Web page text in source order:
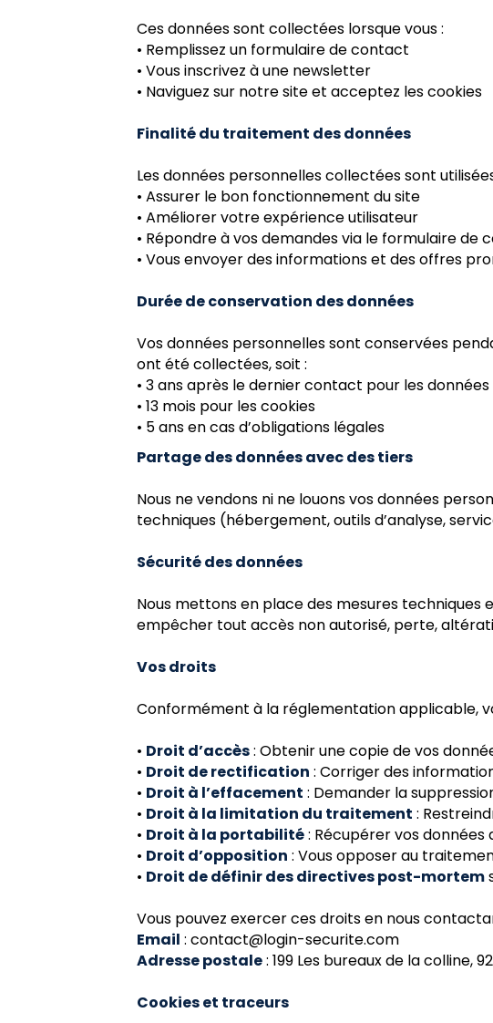
Ces données sont collectées lorsque vous :
• Remplissez un formulaire de contact
• Vous inscrivez à une newsletter
• Naviguez sur notre site et acceptez les cookies
Finalité du traitement des données
Les données personnelles collectées sont
• Assurer le bon fonctionnement du site
• Améliorer votre expérience utilisateur
• Répondre à vos demandes via le formulaire de
• Vous envoyer des informations et des offres
Durée de conservation des données
Vos données personnelles sont conservées
ont été collectées, soit :
• 3 ans après le dernier contact pour les
• 13 mois pour les cookies
• 5 ans en cas d’obligations légales
Partage des données avec des tiers
Nous ne vendons ni ne louons vos données
techniques (hébergement, outils d’analyse,
Sécurité des données
Nous mettons en place des mesures
empêcher tout accès non autorisé, perte,
Vos droits
Conformément à la réglementation applicable,
• Droit d’accès: Obtenir une copie de vos
• Droit de rectification : Corriger des
• Droit à l’effacement : Demander la
• Droit à la limitation du traitement :
• Droit à la portabilité: Récupérer vos
• Droit d’opposition : Vous opposer au
• Droit de définir des directives post-mortem
Vous pouvez exercer ces droits en nous
Email : contact@login-securite.com
Adresse postale: 199 Les bureaux de la colline,
Cookies et traceurs